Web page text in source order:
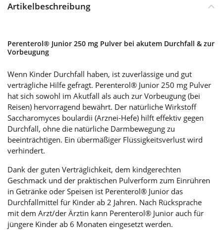
Artikelbeschreibung
Perenterol® Junior 250 mg Pulver bei akutem Durchfall & zur
Vorbeugung
Wenn Kinder Durchfall haben, ist zuverlässige und gut
verträgliche Hilfe gefragt. Perenterol® Junior 250 mg Pulver
hat sich sowohl im Akutfall als auch zur Vorbeugung (bei
Reisen) hervorragend bewährt. Der natürliche Wirkstoff
Saccharomyces boulardii (Arznei-Hefe) hilft effektiv gegen
Durchfall, ohne die natürliche Darmbewegung zu
beeinträchtigen. Ein übermäßiger Flüssigkeitsverlust wird
verhindert.
Dank der guten Verträglichkeit, dem kindgerechten
Geschmack und der praktischen Pulverform zum Einrühren
in Getränke oder Speisen ist Perenterol® Junior das
Durchfallmittel für Kinder ab 2 Jahren. Nach Rücksprache
mit dem Arzt/der Ärztin kann Perenterol® Junior auch für
jüngere Kinder ab 6 Monaten eingesetzt werden.